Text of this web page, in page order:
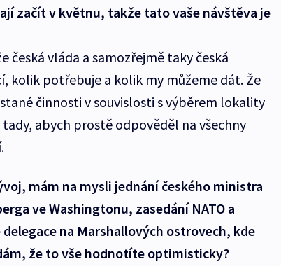
začít v květnu, takže tato vaše návštěva je
česká vláda a samozřejmě taky česká
kolik potřebuje a kolik my můžeme dát. Že
činnosti v souvislosti s výběrem lokality
abych prostě odpověděl na všechny
mám na mysli jednání českého ministra
ve Washingtonu, zasedání NATO a
na Marshallových ostrovech, kde
že to vše hodnotíte optimisticky?